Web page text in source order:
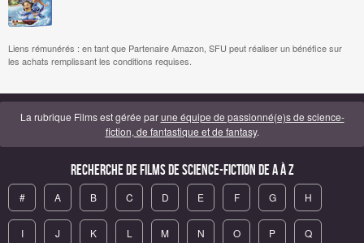
Liens rémunérés : en tant que Partenaire Amazon, SFU peut réaliser un bénéfice sur
les achats remplissant les conditions requises.
La rubrique Films est gérée parune équipe de passionné(e)s de science-
fiction, de fantastique et de fantasy.
Recherche de Films de science-fiction de A à Z
# A B C D E F G H
I J K L M N O P Q